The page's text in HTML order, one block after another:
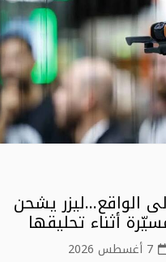
الواقع…ليزر يشحن
أثناء تحليقها
7 أغسطس 2026